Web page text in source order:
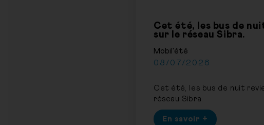
Cet été, les bus de
sur le réseau Sibra.
Mobil'été
08/07/2026
Cet été, les bus de nuit
réseau Sibra.
En savoir +